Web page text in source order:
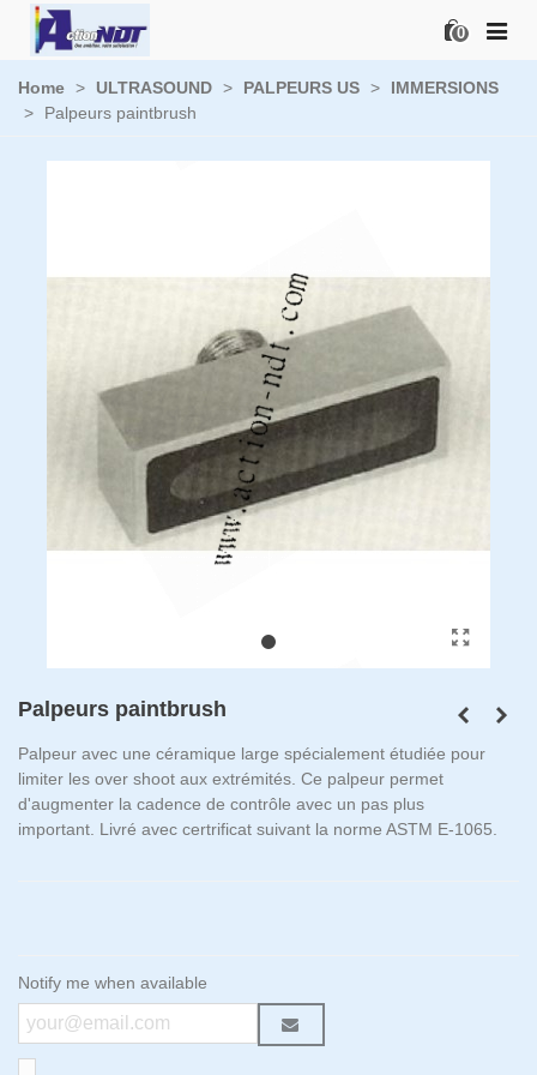
0
Home > ULTRASOUND > PALPEURS US >
IMMERSIONS
>
Palpeurs paintbrush
Palpeurs paintbrush
Palpeur avec une céramique large spécialement étudiée pour
limiter les over shoot aux extrémités. Ce palpeur permet
d'augmenter la cadence de contrôle avec un pas plus
important. Livré avec certrificat suivant la norme ASTM E-1065.
Notify me when available